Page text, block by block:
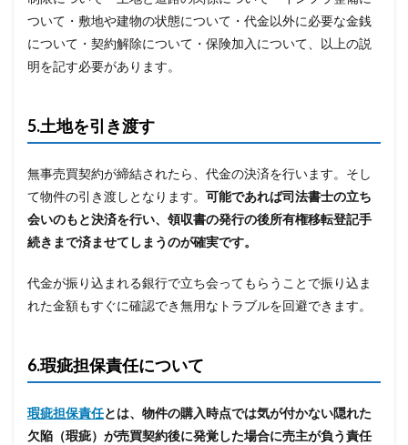
ついて・敷地や建物の状態について・代金以外に必要な金銭
について・契約解除について・保険加入について、以上の説
明を記す必要があります。
5.土地を引き渡す
無事売買契約が締結されたら、代金の決済を行います。そし
て物件の引き渡しとなります。 可能であれば司法書士の立ち
会いのもと決済を行い、領収書の発行の後所有権移転登記手
続きまで済ませてしまうのが確実です。
代金が振り込まれる銀行で立ち会ってもらうことで振り込ま
れた金額もすぐに確認でき無用なトラブルを回避できます。
6.瑕疵担保責任について
瑕疵担保責任とは、物件の購入時点では気が付かない隠れた
欠陥（瑕疵）が売買契約後に発覚した場合に売主が負う責任